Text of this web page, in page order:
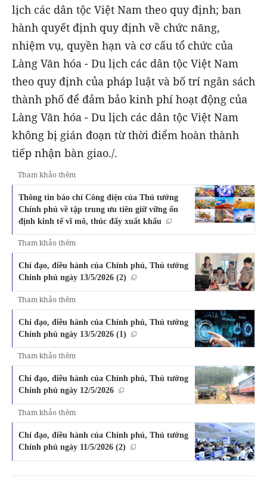
lịch các dân tộc Việt Nam theo quy định; ban
hành quyết định quy định về chức năng,
nhiệm vụ, quyền hạn và cơ cấu tổ chức của
Làng Văn hóa - Du lịch các dân tộc Việt Nam
theo quy định của pháp luật và bố trí ngân sách
thành phố để đảm bảo kinh phí hoạt động của
Làng Văn hóa - Du lịch các dân tộc Việt Nam
không bị gián đoạn từ thời điểm hoàn thành
tiếp nhận bàn giao./.
Tham khảo thêm
Thông tin báo chí Công điện của Thủ tướng
Chính phủ về tập trung ưu tiên giữ vững ổn
định kinh tế vĩ mô, thúc đẩy xuất khẩu
Tham khảo thêm
Chỉ đạo, điều hành của Chính phủ, Thủ tướng
Chính phủ ngày 13/5/2026 (2)
Tham khảo thêm
Chỉ đạo, điều hành của Chính phủ, Thủ tướng
Chính phủ ngày 13/5/2026 (1)
Tham khảo thêm
Chỉ đạo, điều hành của Chính phủ, Thủ tướng
Chính phủ ngày 12/5/2026
Tham khảo thêm
Chỉ đạo, điều hành của Chính phủ, Thủ tướng
Chính phủ ngày 11/5/2026 (2)